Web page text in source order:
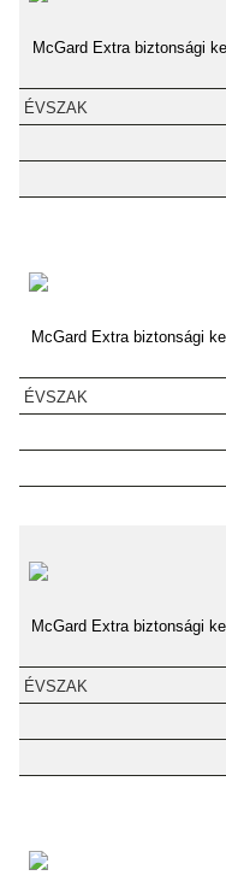
McGard Extra biztonsági
McGard Extra biztonsági
McGard Extra biztonsági